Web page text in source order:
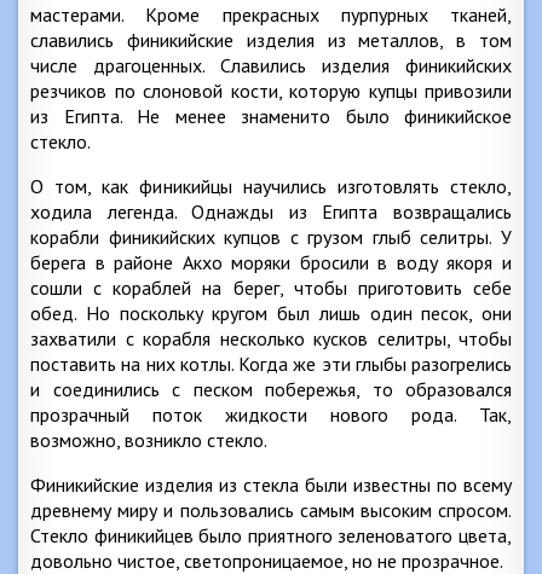
мастерами. Кроме прекрасных пурпурных тканей,
славились финикийские изделия из металлов, в том
числе драгоценных. Славились изделия финикийских
резчиков по слоновой кости, которую купцы привозили
из Египта. Не менее знаменито было финикийское
стекло.
О том, как финикийцы научились изготовлять стекло,
ходила легенда. Однажды из Египта возвращались
корабли финикийских купцов с грузом глыб селитры. У
берега в районе Акхо моряки бросили в воду якоря и
сошли с кораблей на берег, чтобы приготовить себе
обед. Но поскольку кругом был лишь один песок, они
захватили с корабля несколько кусков селитры, чтобы
поставить на них котлы. Когда же эти глыбы разогрелись
и соединились с песком побережья, то образовался
прозрачный поток жидкости нового рода. Так,
возможно, возникло стекло.
Финикийские изделия из стекла были известны по всему
древнему миру и пользовались самым высоким спросом.
Стекло финикийцев было приятного зеленоватого цвета,
довольно чистое, светопроницаемое, но не прозрачное.